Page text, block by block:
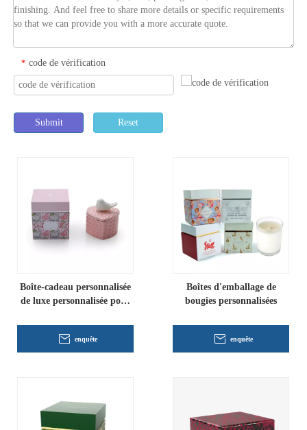
* code de vérification
Submit Reset
Boîte-cadeau personnalisée
de luxe personnalisée pour
enquête
Boîtes d'emballage de
bougies personnalisées
enquête